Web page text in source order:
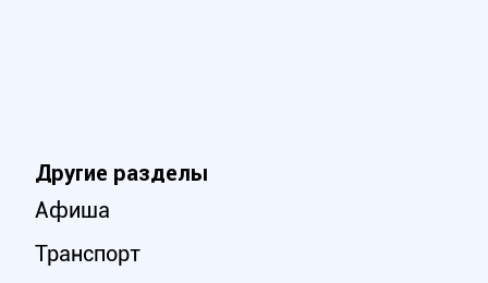
Другие разделы
Афиша
Транспорт